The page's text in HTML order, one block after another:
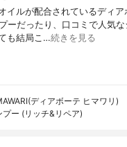
イルが配合されているディア
ーだったり、口コミで人気
も結局こ…続きを見る
ディアボーテ ヒマワリ)
ー (リッチ&リペア)